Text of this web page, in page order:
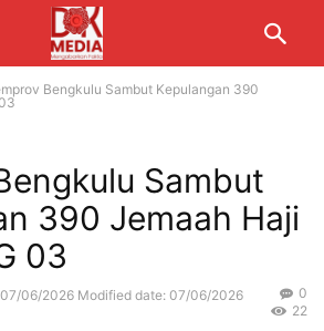
Bengkulu Sambut Kepulangan 390
Sambut
390 Jemaah Haji
03
07/06/2026 Modified date: 07/06/2026
0
22